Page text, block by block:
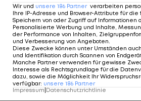
"Wir haben die Breakbälle
gespielt", ärgerte sich Melzer.
bekommt man dann eines."
Weisheit galt auch auf dem
Wimbledon.
Bei 8:8 und Aufschlag Lopez
Österreicher vier
Wir und unsere 186 Partner verarbeiten
Ihre IP-Adresse und Browser-Attribute für
Speichern von oder Zugriff auf Informationen
Personalisierte Werbung und Inhalte,
der Performance von Inhalten,
und Verbesserung von Angeboten.
Diese Zwecke können unter Umständen auch
und Identifikation durch Scannen von
Manche Partner verwenden für gewisse
Interesse als Rechtsgrundlage für die
dazu, sowie die Möglichkeit Ihr
verfügbar: unsere 186 Partner
Impressum Datenschutzrichtlinie